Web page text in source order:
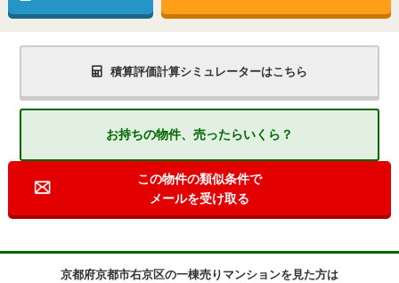
積算評価計算シミュレーターはこちら
お持ちの物件、売ったらいくら？
この物件の類似条件で
メールを受け取る
京都府京都市右京区の一棟売りマンションを見た方は